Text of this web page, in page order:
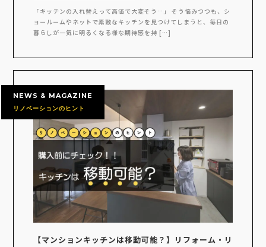
「キッチンの入れ替えって高価で大変そう…」 そう悩みつつも、シ
ョールームやネットで素敵なキッチンを見つけてしまうと、毎日の
暮らしが一気に明るくなる様な期待感を持 […]
NEWS & MAGAZINE
リノベーションのヒント
【マンションキッチンは移動可能？】リフォーム・リ